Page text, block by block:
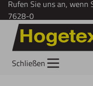
Rufen Sie uns an, wenn
7628-0
Zum Inhalt springen
Schließen